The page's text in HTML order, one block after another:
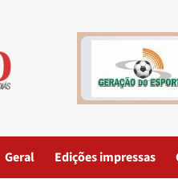
Geral Edições impressas